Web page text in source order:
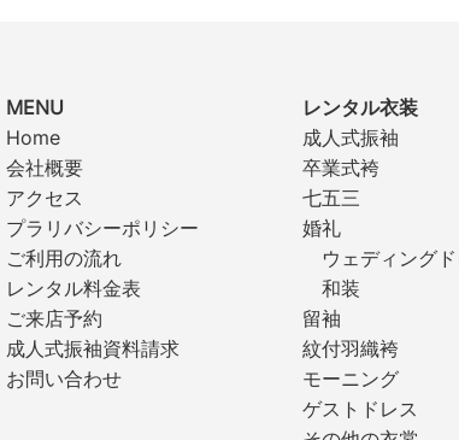
MENU
Home
会社概要
アクセス
プラリバシーポリシー
ご利用の流れ
レンタル料金表
ご来店予約
成人式振袖資料請求
お問い合わせ
レンタル衣装
成人式振袖
卒業式袴
七五三
婚礼
ウェディング
和装
留袖
紋付羽織袴
モーニング
ゲストドレス